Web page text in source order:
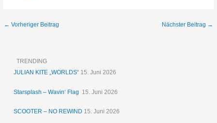
← Vorheriger Beitrag Nächster Beitrag →
TRENDING
JULIAN KITE „WORLDS“ 15. Juni 2026
Starsplash – Wavin‘ Flag 15. Juni 2026
SCOOTER – NO REWIND 15. Juni 2026